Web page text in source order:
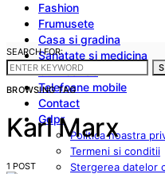
Fashion
Frumusete
Casa si gradina
Sanatate si medicina
Cum sa fac
Telefoane mobile
Contact
Gdpr
Politica noastra
Termeni si conditii
Stergerea datelor
SEARCH FOR:
BROWSING TAG
Karl Marx
1 POST